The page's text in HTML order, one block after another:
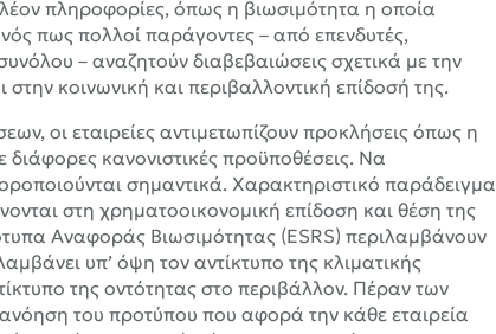
πληροφορίες, όπως η βιωσιμότητα η οποία
πως πολλοί παράγοντες – από επενδυτές,
– αναζητούν διαβεβαιώσεις σχετικά με την
κοινωνική και περιβαλλοντική επίδοσή της.
οι εταιρείες αντιμετωπίζουν προκλήσεις όπως η
κανονιστικές προϋποθέσεις. Να
σημαντικά. Χαρακτηριστικό παράδειγμα
στη χρηματοοικονομική επίδοση και θέση της
Αναφοράς Βιωσιμότητας (ESRS) περιλαμβάνουν
υπ’ όψη τον αντίκτυπο της κλιματικής
της οντότητας στο περιβάλλον. Πέραν των
του προτύπου που αφορά την κάθε εταιρεία